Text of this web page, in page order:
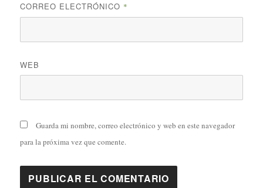
CORREO ELECTRÓNICO *
WEB
Guarda mi nombre, correo electrónico y web en este navegador
para la próxima vez que comente.